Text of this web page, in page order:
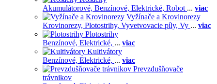
Akumulátorové, Benzínové, Elektrické, Robot ... viac
Vyžínače a Krovinorezy
Krovinorezy, Plotostrihy, Vyvetvovacie píly, Vy ... viac
Plotostrihy
Benzínové, Elektrické, ... viac
Kultivátory
Benzínové, Elektrické, ... viac
Prevzdušňovače
trávnikov